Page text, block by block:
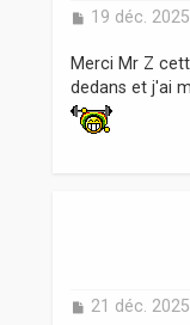
M
s
a
g
e
19 déc.
Merci Mr Z
dedans et j'ai
M
21 déc.